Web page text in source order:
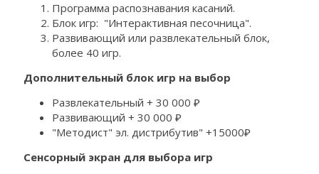
Программа распознавания касаний.
Блок игр: "Интерактивная песочница".
Развивающий или развлекательный блок,
более 40 игр.
Дополнительный блок игр на выбор
Развлекательный + 30 000 ₽
Развивающий + 30 000 ₽
"Методист" эл. дистрибутив" +15000₽
Сенсорный экран для выбора игр